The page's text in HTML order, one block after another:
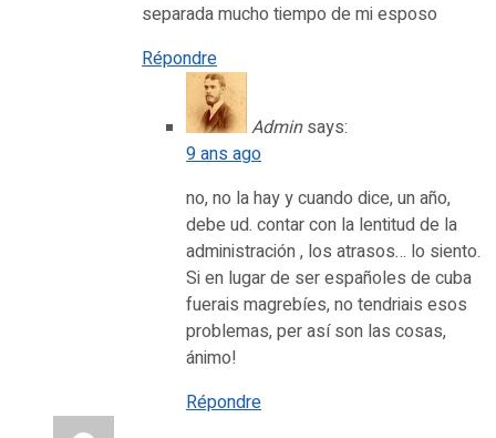
separada mucho tiempo de mi esposo
Répondre
Admin says:
9 ans ago
no, no la hay y cuando dice, un año,
debe ud. contar con la lentitud de la
administración , los atrasos… lo siento.
Si en lugar de ser españoles de cuba
fuerais magrebíes, no tendriais esos
problemas, per así son las cosas,
ánimo!
Répondre